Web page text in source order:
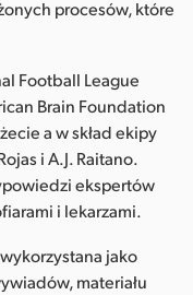
procesów, które
Football League
Brain Foundation
a w skład ekipy
i A.J. Raitano.
ekspertów
i lekarzami.
jako
materiału